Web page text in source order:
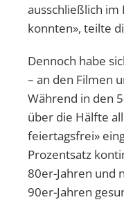
ausschließlich im
konnten», teilte
Dennoch habe
– an den Filmen
Während in den
über die Hälfte
feiertagsfrei»
Prozentsatz
80er-Jahren und
90er-Jahren